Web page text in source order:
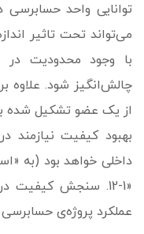
توانایی واحد حسابرسی
می­‌تواند تحت تاثیر
با وجود محدودیت در
چالش‌انگیز شود. علاوه
از یک عضو تشکیل شده
بهبود کیفیت
عملکرد پروژه‌ی